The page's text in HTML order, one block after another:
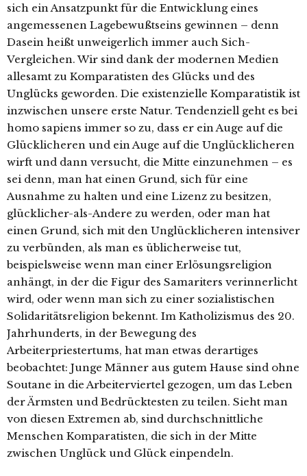
sich ein Ansatzpunkt für die Entwicklung eines
angemessenen Lagebewußtseins gewinnen – denn
Dasein heißt unweigerlich immer auch Sich-
Vergleichen. Wir sind dank der modernen Medien
allesamt zu Komparatisten des Glücks und des
Unglücks geworden. Die existenzielle Komparatistik ist
inzwischen unsere erste Natur. Tendenziell geht es bei
homo sapiens immer so zu, dass er ein Auge auf die
Glücklicheren und ein Auge auf die Unglücklicheren
wirft und dann versucht, die Mitte einzunehmen – es
sei denn, man hat einen Grund, sich für eine
Ausnahme zu halten und eine Lizenz zu besitzen,
glücklicher-als-Andere zu werden, oder man hat
einen Grund, sich mit den Unglücklicheren intensiver
zu verbünden, als man es üblicherweise tut,
beispielsweise wenn man einer Erlösungsreligion
anhängt, in der die Figur des Samariters verinnerlicht
wird, oder wenn man sich zu einer sozialistischen
Solidaritätsreligion bekennt. Im Katholizismus des 20.
Jahrhunderts, in der Bewegung des
Arbeiterpriestertums, hat man etwas derartiges
beobachtet: Junge Männer aus gutem Hause sind ohne
Soutane in die Arbeiterviertel gezogen, um das Leben
der Ärmsten und Bedrücktesten zu teilen. Sieht man
von diesen Extremen ab, sind durchschnittliche
Menschen Komparatisten, die sich in der Mitte
zwischen Unglück und Glück einpendeln.